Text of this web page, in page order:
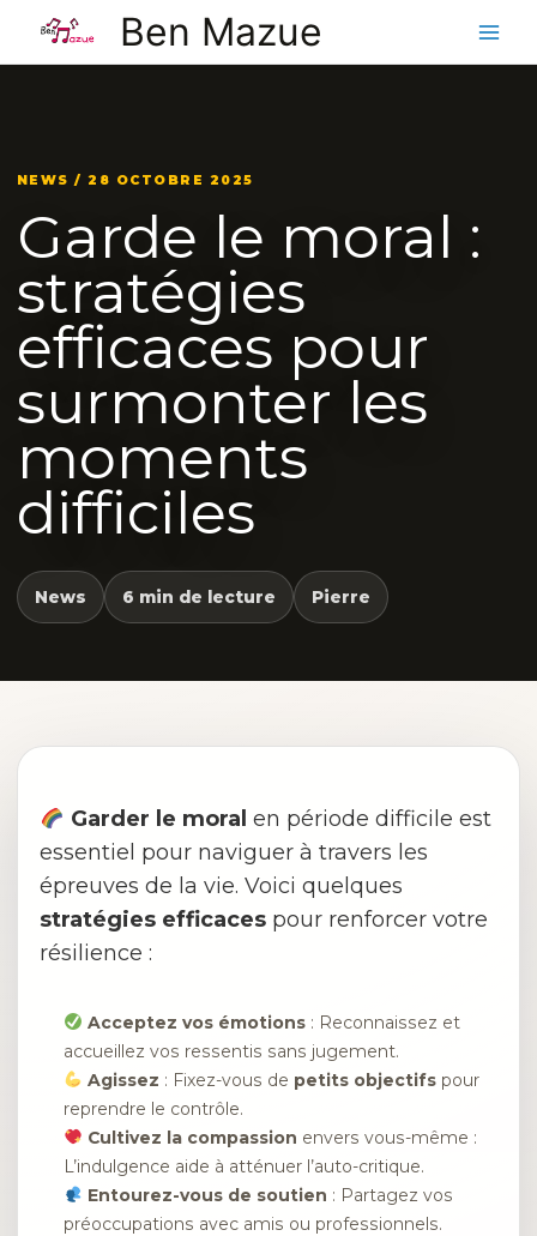
contenu
Ben Mazue
NEWS / 28 OCTOBRE 2025
Garde le moral :
stratégies
efficaces pour
surmonter les
moments
difficiles
News 6 min de lecture Pierre
Garder le moral en période difficile est
essentiel pour naviguer à travers les
épreuves de la vie. Voici quelques
stratégies efficaces pour renforcer votre
résilience :
Acceptez vos émotions: Reconnaissez et
accueillez vos ressentis sans jugement.
Agissez : Fixez-vous de petits objectifspour
reprendre le contrôle.
Cultivez la compassion envers vous-même :
L’indulgence aide à atténuer l’auto-critique.
Entourez-vous de soutien : Partagez vos
préoccupations avec amis ou professionnels.